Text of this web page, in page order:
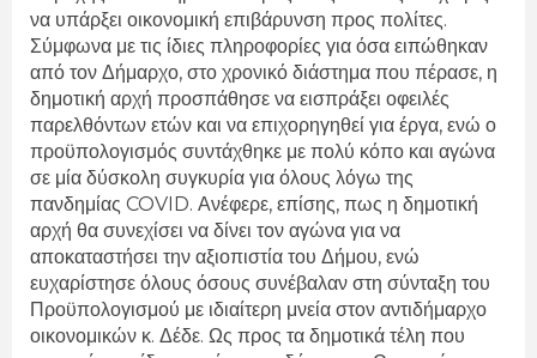
να υπάρξει οικονομική επιβάρυνση προς πολίτες.
Σύμφωνα με τις ίδιες πληροφορίες για όσα ειπώθηκαν
από τον Δήμαρχο, στο χρονικό διάστημα που πέρασε, η
δημοτική αρχή προσπάθησε να εισπράξει οφειλές
παρελθόντων ετών και να επιχορηγηθεί για έργα, ενώ ο
προϋπολογισμός συντάχθηκε με πολύ κόπο και αγώνα
σε μία δύσκολη συγκυρία για όλους λόγω της
πανδημίας COVID. Ανέφερε, επίσης, πως η δημοτική
αρχή θα συνεχίσει να δίνει τον αγώνα για να
αποκαταστήσει την αξιοπιστία του Δήμου, ενώ
ευχαρίστησε όλους όσους συνέβαλαν στη σύνταξη του
Προϋπολογισμού με ιδιαίτερη μνεία στον αντιδήμαρχο
οικονομικών κ. Δέδε. Ως προς τα δημοτικά τέλη που